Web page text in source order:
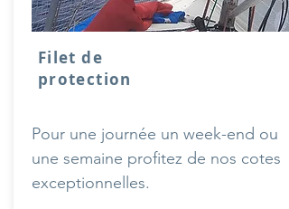
Filet de
protection
Pour une journée un week-end ou
une semaine profitez de nos cotes
exceptionnelles.